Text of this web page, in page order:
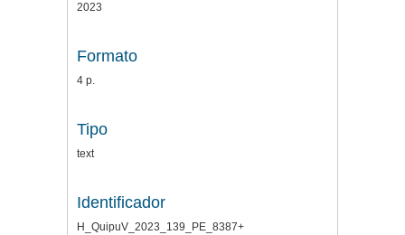
2023
Formato
4 p.
Tipo
text
Identificador
H_QuipuV_2023_139_PE_8387+